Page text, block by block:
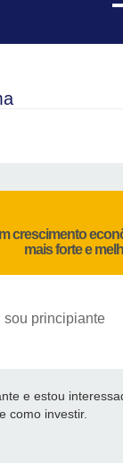
crescimento
mais forte e
sou principiante
e estou
como investir.